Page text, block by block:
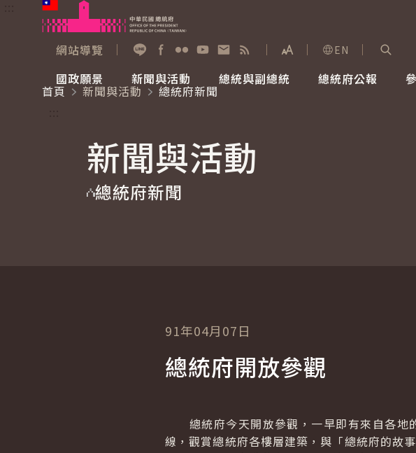
跳到主要內容
網站導覽
展開字級選單
EN
國政願景
國家氣候變遷對策委員會
重要談話
新聞與活動
總統府新聞
影音頻道
總統與副總統
賴清德總統
總統府公報
參觀資訊
首頁
新聞與活動
總統府新聞
新聞與活動
總統府新聞
91年04月07日
總統府開放參觀
總統府今天開放參觀，一早即有來自各地
線，觀賞總統府各樓層建築，與「總統府的故